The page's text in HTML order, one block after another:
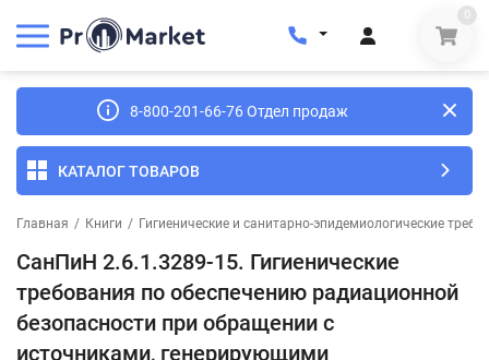
0
8-800-201-66-76 Отдел продаж
КАТАЛОГ ТОВАРОВ
Главная / Книги / Гигиенические и санитарно-эпидемиологические
СанПиН 2.6.1.3289-15. Гигиенические
требования по обеспечению радиационной
безопасности при обращении с
источниками, генерирующими